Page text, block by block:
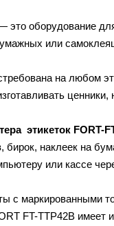
это оборудование
или
на любом
этикеток FORT-
бирок, наклеек на
или кассе
с маркированными
FT-TTP42B имеет